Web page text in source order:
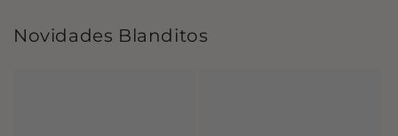
Novidades Blanditos